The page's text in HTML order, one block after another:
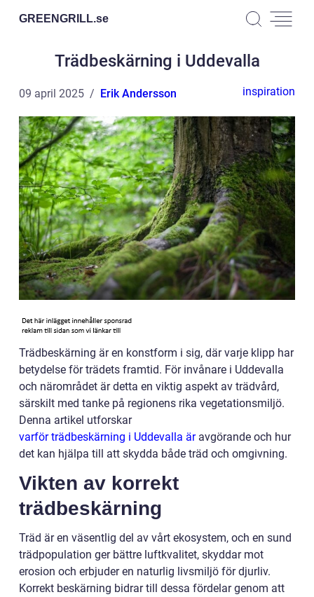
GREENGRILL.se
Trädbeskärning i Uddevalla
09 april 2025 Erik Andersson inspiration
Trädbeskärning är en konstform i sig, där varje klipp har
betydelse för trädets framtid. För invånare i Uddevalla
och närområdet är detta en viktig aspekt av trädvård,
särskilt med tanke på regionens rika vegetationsmiljö.
Denna artikel utforskar
varför trädbeskärning i Uddevalla äravgörande och hur
det kan hjälpa till att skydda både träd och omgivning.
Vikten av korrekt
trädbeskärning
Träd är en väsentlig del av vårt ekosystem, och en sund
trädpopulation ger bättre luftkvalitet, skyddar mot
erosion och erbjuder en naturlig livsmiljö för djurliv.
Korrekt beskärning bidrar till dessa fördelar genom att